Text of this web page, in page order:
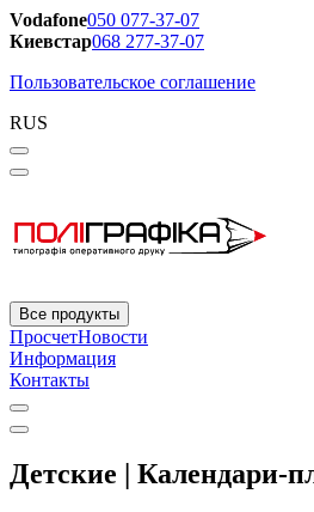
Vodafone050 077-37-07
Киевстар068 277-37-07
Пользовательское соглашение
RUS
Все продукты
ПросчетНовости
Информация
Контакты
Детские | Календари-